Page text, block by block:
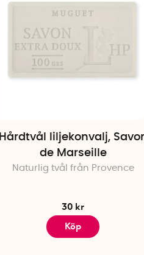
Hårdtvål liljekonvalj,
de Marseille
Naturlig tvål från Provence
30 kr
Köp